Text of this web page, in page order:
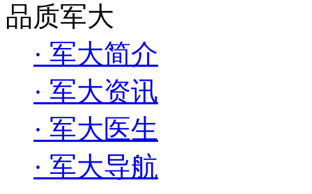
品质军大
· 军大简介
· 军大资讯
· 军大医生
· 军大导航